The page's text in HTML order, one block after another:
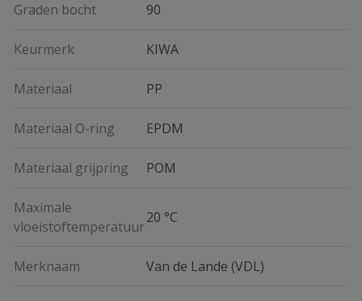
Graden bocht 90
Keurmerk KIWA
Materiaal PP
Materiaal O-ring EPDM
Materiaal grijpring POM
Maximale
vloeistoftemperatuur
20 °C
Merknaam Van de Lande (VDL)